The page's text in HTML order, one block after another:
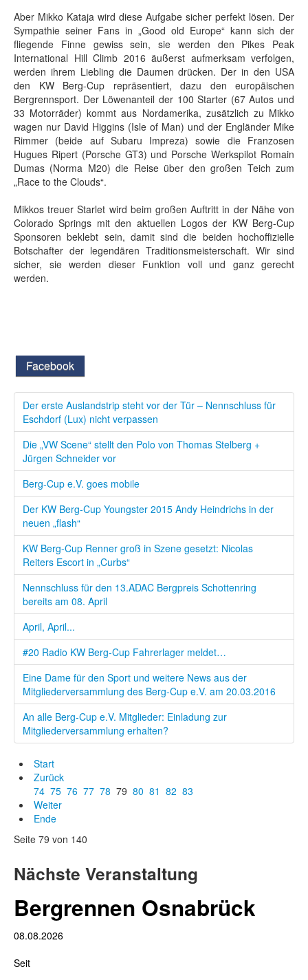
Aber Mikko Kataja wird diese Aufgabe sicher perfekt lösen. Der
Sympathie seiner Fans in „Good old Europe“ kann sich der
fliegende Finne gewiss sein, sie werden den Pikes Peak
International Hill Climb 2016 äußerst aufmerksam verfolgen,
werden ihrem Liebling die Daumen drücken. Der in den USA
den KW Berg-Cup repräsentiert, dazu den europäischen
Bergrennsport. Der Löwenanteil der 100 Starter (67 Autos und
33 Motorräder) kommt aus Nordamerika, zusätzlich zu Mikko
wagen nur David Higgins (Isle of Man) und der Engländer Mike
Rimmer (beide auf Subaru Impreza) sowie die Franzosen
Hugues Ripert (Porsche GT3) und Porsche Werkspilot Romain
Dumas (Norma M20) die Reise über den großen Teich zum
„Race to the Clouds“.
Mikkos treuer Starlet wird beim großen Auftritt in der Nähe von
Colorado Springs mit den aktuellen Logos der KW Berg-Cup
Sponsoren beklebt sein, damit sind die beiden hochoffizielle
Botschafter der legendären Traditionsmeisterschaft. Wir sind
sicher, sie werden dieser Funktion voll und ganz gerecht
werden.
Facebook
Der erste Auslandstrip steht vor der Tür – Nennschluss für
Eschdorf (Lux) nicht verpassen
Die „VW Scene“ stellt den Polo von Thomas Stelberg +
Jürgen Schneider vor
Berg-Cup e.V. goes mobile
Der KW Berg-Cup Youngster 2015 Andy Heindrichs in der
neuen „flash“
KW Berg-Cup Renner groß in Szene gesetzt: Nicolas
Reiters Escort in „Curbs“
Nennschluss für den 13.ADAC Bergpreis Schottenring
bereits am 08. April
April, April...
#20 Radio KW Berg-Cup Fahrerlager meldet…
Eine Dame für den Sport und weitere News aus der
Mitgliederversammlung des Berg-Cup e.V. am 20.03.2016
An alle Berg-Cup e.V. Mitglieder: Einladung zur
Mitgliederversammlung erhalten?
Start
Zurück
74 75 76 77 78 79 80 81 82 83
Weiter
Ende
Seite 79 von 140
Nächste Veranstaltung
Bergrennen Osnabrück
08.08.2026
Seit